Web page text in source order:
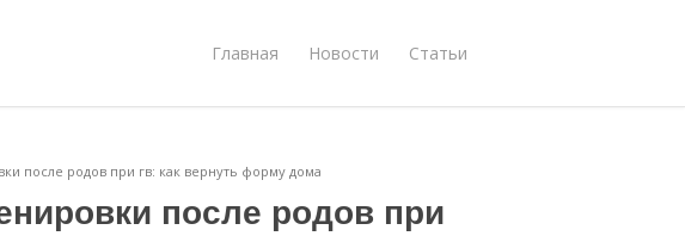
Главная Новости Статьи
после родов при гв: как вернуть форму дома
после родов при